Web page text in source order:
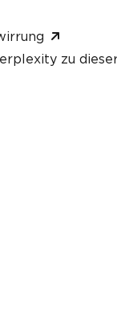
zu